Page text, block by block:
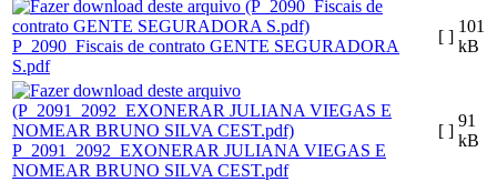
P_2090_Fiscais de contrato GENTE SEGURADORA
S.pdf
[ ]
101
kB
P_2091_2092_EXONERAR JULIANA VIEGAS E
NOMEAR BRUNO SILVA CEST.pdf
[ ]
91
kB